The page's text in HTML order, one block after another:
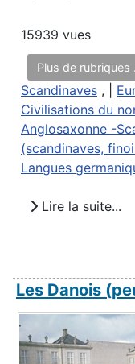
15939 vues
Plus de rubriques
Scandinaves , |
Civilisations du
Anglosaxonne -
(scandinaves,
Langues
Lire la suite...
Les Danois